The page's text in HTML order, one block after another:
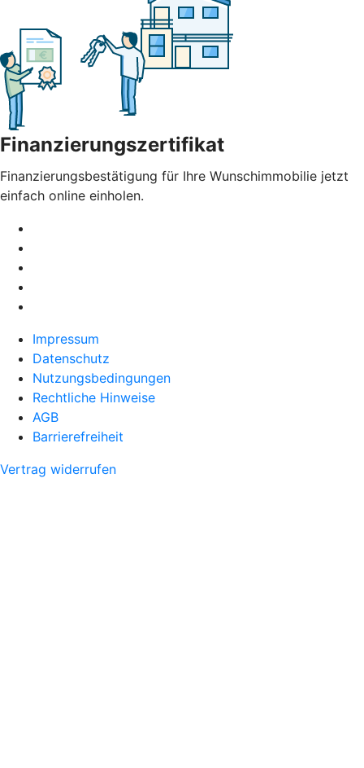
Finanzierungszertifikat
Finanzierungsbestätigung für Ihre Wunschimmobilie jetzt
einfach online einholen.
Impressum
Datenschutz
Nutzungsbedingungen
Rechtliche Hinweise
AGB
Barrierefreiheit
Vertrag widerrufen